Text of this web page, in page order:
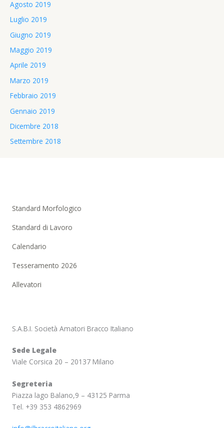
Agosto 2019
Luglio 2019
Giugno 2019
Maggio 2019
Aprile 2019
Marzo 2019
Febbraio 2019
Gennaio 2019
Dicembre 2018
Settembre 2018
Standard Morfologico
Standard di Lavoro
Calendario
Tesseramento 2026
Allevatori
S.A.B.I. Società Amatori Bracco Italiano
Sede Legale
Viale Corsica 20 – 20137 Milano
Segreteria
Piazza lago Balano,9 – 43125 Parma
Tel. +39 353 4862969